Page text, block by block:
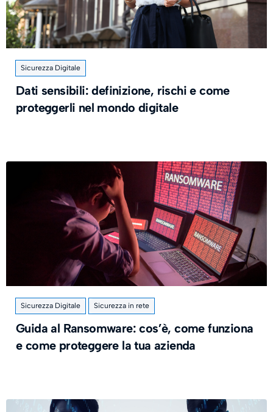
Sicurezza Digitale
Dati sensibili: definizione, rischi e come
proteggerli nel mondo digitale
Sicurezza Digitale Sicurezza in rete
Guida al Ransomware: cos’è, come funziona
e come proteggere la tua azienda